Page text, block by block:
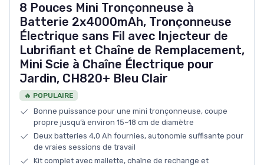
8 Pouces Mini Tronçonneuse à
Batterie 2x4000mAh, Tronçonneuse
Électrique sans Fil avec Injecteur de
Lubrifiant et Chaîne de Remplacement,
Mini Scie à Chaîne Électrique pour
Jardin, CH820+ Bleu Clair
🔥 POPULAIRE
Bonne puissance pour une mini tronçonneuse, coupe
propre jusqu’à environ 15–18 cm de diamètre
Deux batteries 4,0 Ah fournies, autonomie suffisante pour
de vraies sessions de travail
Kit complet avec mallette, chaîne de rechange et